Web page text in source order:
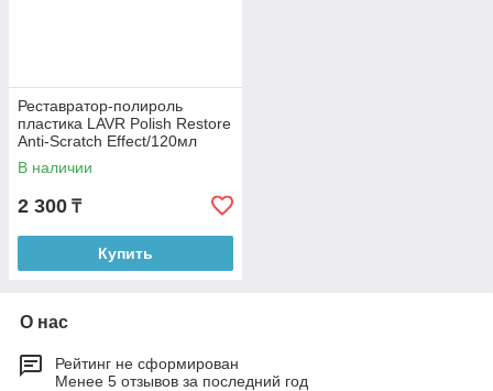
Реставратор-полироль
пластика LAVR Polish Restore
Anti-Scratch Effect/120мл
Ln1459-L
В наличии
2 300 ₸
Купить
О нас
Рейтинг не сформирован
Менее 5 отзывов за последний год